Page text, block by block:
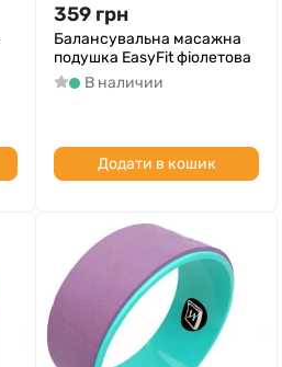
359 грн
Балансувальна масажна
подушка EasyFit фіолетова
В наличии
Додати в кошик